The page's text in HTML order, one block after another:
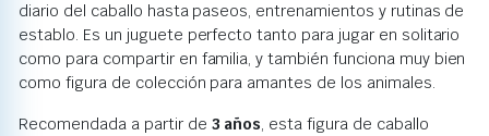
diario del caballo hasta paseos, entrenamientos y rutinas de
establo. Es un juguete perfecto tanto para jugar en solitario
como para compartir en familia, y también funciona muy bien
como figura de colección para amantes de los animales.
Recomendada a partir de 3 años, esta figura de caballo